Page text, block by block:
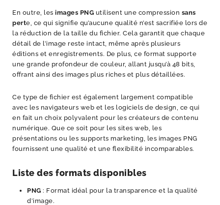
En outre, les images PNG utilisent une compression sans
perte, ce qui signifie qu’aucune qualité n’est sacrifiée lors de
la réduction de la taille du fichier. Cela garantit que chaque
détail de l’image reste intact, même après plusieurs
éditions et enregistrements. De plus, ce format supporte
une grande profondeur de couleur, allant jusqu’à 48 bits,
offrant ainsi des images plus riches et plus détaillées.
Ce type de fichier est également largement compatible
avec les navigateurs web et les logiciels de design, ce qui
en fait un choix polyvalent pour les créateurs de contenu
numérique. Que ce soit pour les sites web, les
présentations ou les supports marketing, les images PNG
fournissent une qualité et une flexibilité incomparables.
Liste des formats disponibles
PNG : Format idéal pour la transparence et la qualité
d’image.